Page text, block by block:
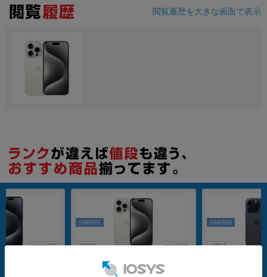
閲覧履歴を大きな画面で表示
nanoSIM 256GB nanoSIM
SIMFREE
iPhone15 Pro A3101 (MTUD3J/A) 25
6GB ホワイトチタニウム 【国内版SI
128GB
SIMFREE